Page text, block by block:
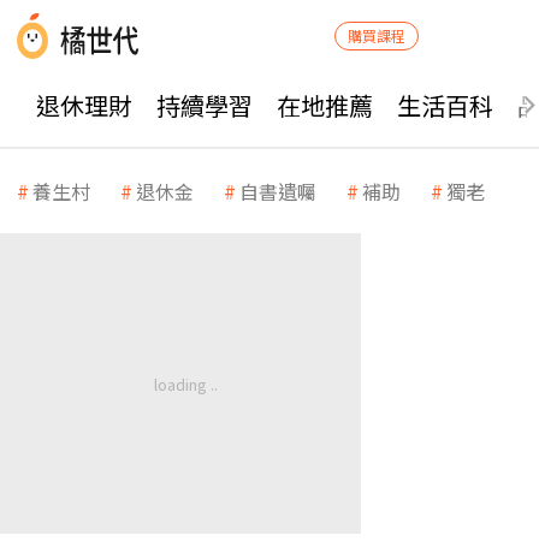
購買課程
退休理財 持續學習 在地推薦 生活百科
養生村 退休金 自書遺囑 補助 獨老